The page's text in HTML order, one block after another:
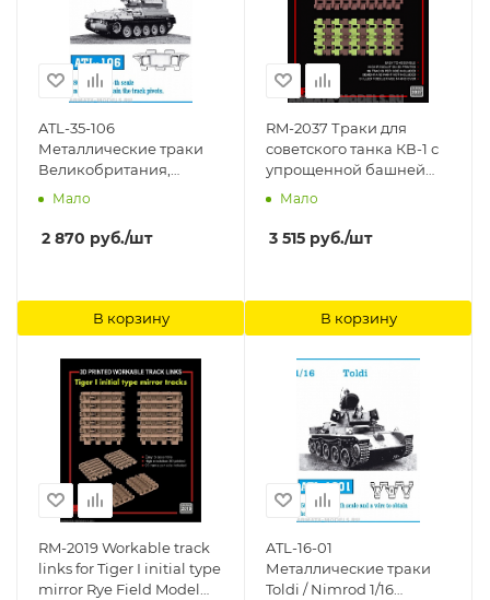
ATL-35-106
Металлические траки
Великобритания,
SCORPION, SCIMITAR,
CVR(T) ранний тип 1/35
Friulmodel
Мало
2 870 руб./шт
В корзину
RM-2037 Траки для
советского танка КВ-1 с
упрощенной башней
Rye Field Model (RFM)
Мало
3 515 руб./шт
В корзину
RM-2019 Workable track
links for Tiger I initial type
mirror Rye Field Model
ATL-16-01
Металлические траки
Toldi / Nimrod 1/16